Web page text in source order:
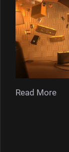
Read More